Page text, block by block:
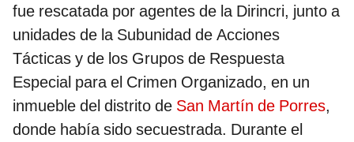
fue rescatada por agentes de la Dirincri, junto a
unidades de la Subunidad de Acciones
Tácticas y de los Grupos de Respuesta
Especial para el Crimen Organizado, en un
inmueble del distrito de San Martín de Porres,
donde había sido secuestrada. Durante el